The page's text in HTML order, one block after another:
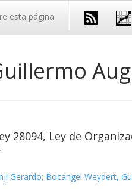
esta página
28094, Ley de
Gerardo; Bocangel Weydert,